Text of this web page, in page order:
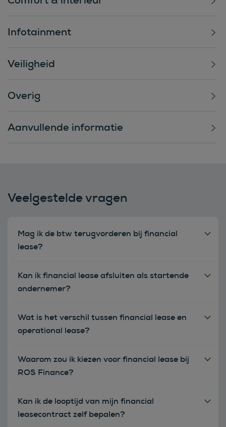
Infotainment
Veiligheid
Overig
Aanvullende informatie
Veelgestelde vragen
Mag ik de btw terugvorderen bij financial
lease?
Kan ik financial lease afsluiten als startende
ondernemer?
Wat is het verschil tussen financial lease en
operational lease?
Waarom zou ik kiezen voor financial lease bij
ROS Finance?
Kan ik de looptijd van mijn financial
leasecontract zelf bepalen?